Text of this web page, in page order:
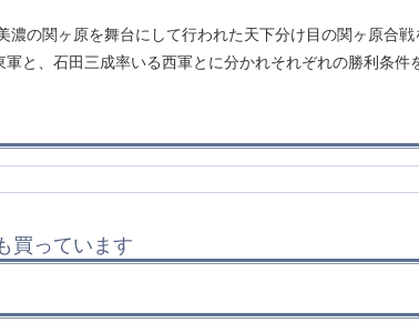
の関ヶ原を舞台にして行われた天下分け目の関ヶ原合戦
と、石田三成率いる西軍とに分かれそれぞれの勝利条件
買っています